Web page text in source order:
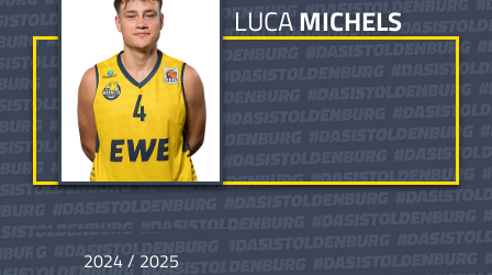
LUCAMICHELS
2024 / 2025